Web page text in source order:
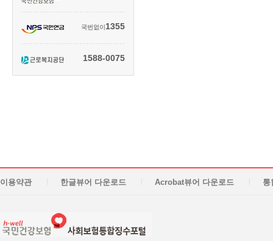
국번없이 1355
1588-0075
이용약관 한글뷰어 다운로드 Acrobat뷰어 다운로드 통